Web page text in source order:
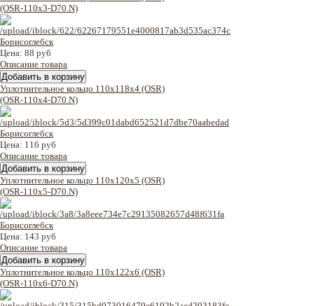
(OSR-110x3-D70.N)
Цена: 88 руб
Описание товара
Уплотнительное кольцо 110x118x4 (OSR)
(OSR-110x4-D70.N)
Цена: 116 руб
Описание товара
Уплотнительное кольцо 110x120x5 (OSR)
(OSR-110x5-D70.N)
Цена: 143 руб
Описание товара
Уплотнительное кольцо 110x122x6 (OSR)
(OSR-110x6-D70.N)